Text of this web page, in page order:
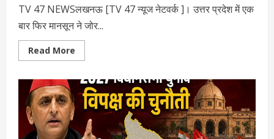
TV 47 NEWSलखनऊ [TV 47 न्‍यूज नेटवर्क ]। उत्तर प्रदेश में एक
बार फिर मानसून ने जोर...
Read More
more
फिर
सक्रिय
हुआ
मानसून,
जिलों